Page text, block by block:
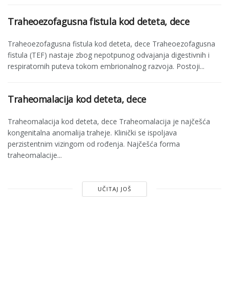
Traheoezofagusna fistula kod deteta, dece
Traheoezofagusna fistula kod deteta, dece Traheoezofagusna
fistula (TEF) nastaje zbog nepotpunog odva­janja digestivnih i
respiratornih puteva tokom embrionalnog razvoja. Postoji...
Traheomalacija kod deteta, dece
Traheomalacija kod deteta, dece Traheomalacija je najčešća
kongenitalna anomalija traheje. Klinički se ispoljava
perzistentnim vizingom od rođenja. Najčešća forma
traheomalacije...
UČITAJ JOŠ